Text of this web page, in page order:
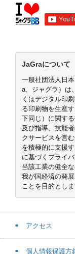
JaGraについて
一般社団法人日
a、ジャグラ）は
くはデジタル印
る印刷物を生産
下同じ）に関す
及び指導、技能
クサービスを営
を積極的に支援
に基づくプライ
当該工業の健全
我が国経済の発
ことを目的としま
アクセス
個人情報保護方